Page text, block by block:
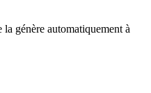
la génère automatiquement à